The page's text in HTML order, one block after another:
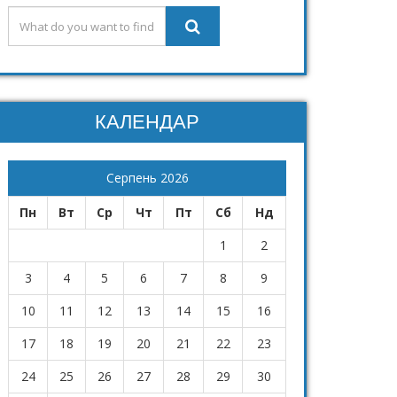
КАЛЕНДАР
Серпень 2026
Пн Вт Ср Чт Пт Сб
Нд
1
2
3
4 5 6 7 8
9
10
11 12 13 14 15
16
17
18 19 20 21 22
23
24
25 26 27 28 29 30